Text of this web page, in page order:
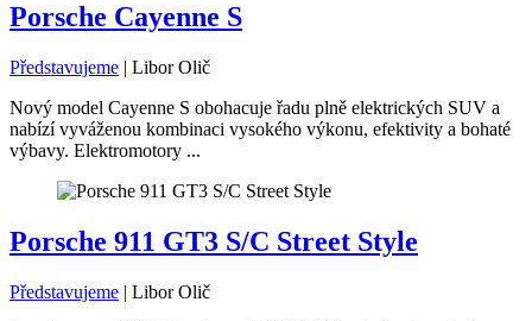
Porsche Cayenne S
Představujeme | Libor Olič
Nový model Cayenne S obohacuje řadu plně elektrických SUV a
nabízí vyváženou kombinaci vysokého výkonu, efektivity a bohaté
výbavy. Elektromotory ...
Porsche 911 GT3 S/C Street Style
Představujeme | Libor Olič